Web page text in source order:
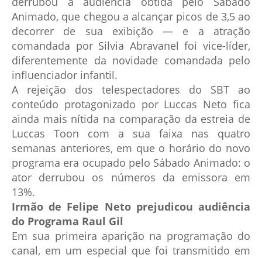
Animado, que chegou a alcançar picos de 3,5 ao
decorrer de sua exibição — e a atração
comandada por Silvia Abravanel foi vice-líder,
diferentemente da novidade comandada pelo
influenciador infantil.
A rejeição dos telespectadores do SBT ao
conteúdo protagonizado por Luccas Neto fica
ainda mais nítida na comparação da estreia de
Luccas Toon com a sua faixa nas quatro
semanas anteriores, em que o horário do novo
programa era ocupado pelo Sábado Animado: o
ator derrubou os números da emissora em
13%.
Irmão de Felipe Neto prejudicou audiência
do Programa Raul Gil
Em sua primeira aparição na programação do
canal, em um especial que foi transmitido em